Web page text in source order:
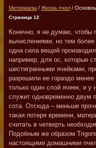
Метериалы / Жизнь пчел /
Страница 12
Конечно, я не думаю, чтобы
вычислениями, но тем
одна сила вещей
например, для ос, которые
шестигранными ячейками,
разрешили ее гораздо
только один слой ячеек, и у
служит одновременно двум
сота. Отсюда – меньше
такая потеря времени,
считать в четверть
Подобным же образом
настоящими домашними